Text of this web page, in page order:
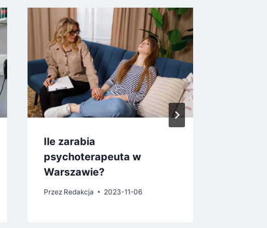
Ile zarabia
psychoterapeuta w
Warszawie?
Przez Redakcja 2023-11-06